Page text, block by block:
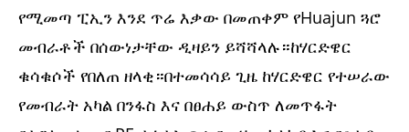
የሚመጣ ፒኢን እንደ ጥሬ እቃው በመጠቀም የHuajun ጓሮ
መብራቶች በሰውነታቸው ዲዛይን ይሻሻላሉ።ከሃርድዌር
ቁሳቁሶች የበለጠ ዘላቂ።በተመሳሳይ ጊዜ ከሃርድዌር የተሠራው
የመብራት አካል በንፋስ እና በፀሐይ ውስጥ ለመጥፋት